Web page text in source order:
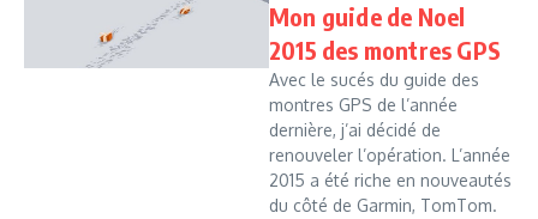
Mon guide de Noel
2015 des montres GPS
Avec le sucés du guide des
montres GPS de l’année
dernière, j’ai décidé de
renouveler l’opération. L’année
2015 a été riche en nouveautés
du côté de Garmin, TomTom.